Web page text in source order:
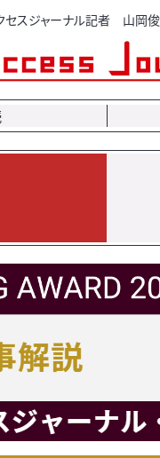
セスジャーナル記者 山岡